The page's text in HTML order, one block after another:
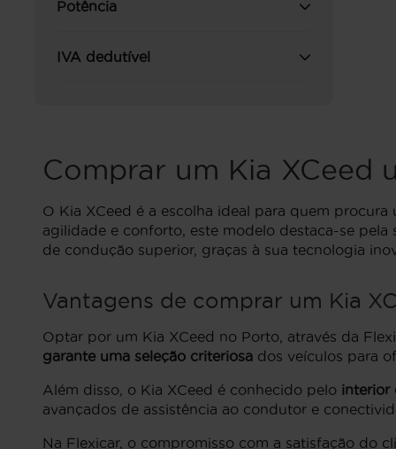
Potência
IVA dedutível
Comprar um Kia XCeed
O Kia XCeed é a escolha ideal para quem
agilidade e conforto, este modelo destaca-se
de condução superior, graças à sua tecnologia
Vantagens de comprar um Kia
Optar por um Kia XCeed no Porto, através da
garante uma seleção criteriosa dos veículos para
Além disso, o Kia XCeed é conhecido pelo interior
avançados de assistência ao condutor e
Na Flexicar, o compromisso com a satisfação do